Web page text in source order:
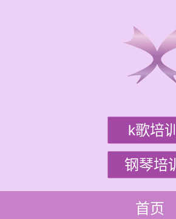
k歌培训
钢琴培训
首页